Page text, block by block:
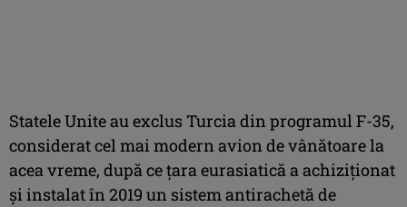
Statele Unite au exclus Turcia din programul F-35,
considerat cel mai modern avion de vânătoare la
acea vreme, după ce ţara eurasiatică a achiziţionat
şi instalat în 2019 un sistem antirachetă de